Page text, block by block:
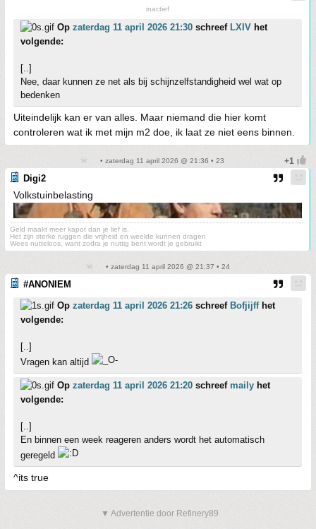
inactief
Op zaterdag 11 april 2026 21:30 schreef LXIV het
volgende:
[..]
Nee, daar kunnen ze net als bij schijnzelfstandigheid wel wat op
bedenken
Uiteindelijk kan er van alles. Maar niemand die hier komt
controleren wat ik met mijn m2 doe, ik laat ze niet eens binnen.
• zaterdag 11 april 2026 @ 21:36 • 23
Digi2
Volkstuinbelasting
Geld maakt meer kapot dan je lief is.
Het zijn sterke ruggen die vrijheid en weelde kunnen dragen
Wees nutteloos, want zodra je nuttig bent wordt je gebruikt
• zaterdag 11 april 2026 @ 21:37 • 24
#ANONIEM
Op zaterdag 11 april 2026 21:26 schreef Bofjijffhet
volgende:
[..]
Vragen kan altijd
Op zaterdag 11 april 2026 21:20 schreef maily het
volgende:
[..]
En binnen een week reageren anders wordt het automatisch
geregeld
^its true
▼ Advertentie door Refinery89